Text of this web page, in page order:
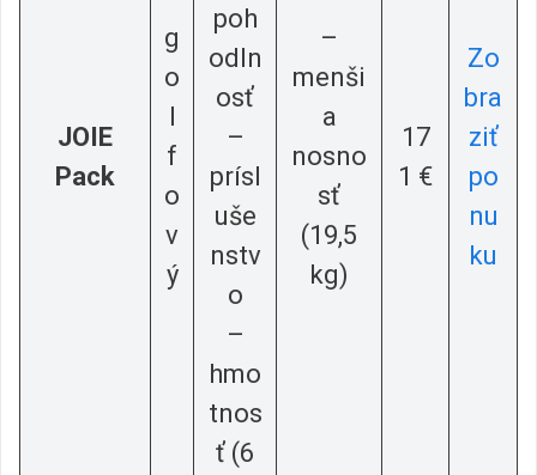
JOIE
Pack
g
o
l
f
o
v
ý
poh
odln
osť
–
prísl
uše
nstv
o
–
hmo
tnos
ť (6
–
menši
a
nosno
sť
(19,5
kg)
17
1 €
Zo
bra
ziť
po
nu
ku